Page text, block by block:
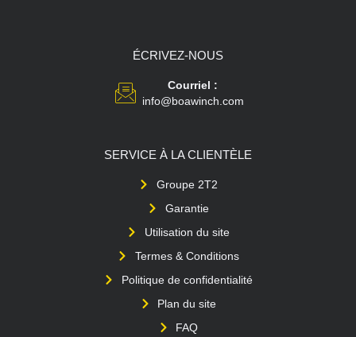
ÉCRIVEZ-NOUS
Courriel :
info@boawinch.com
SERVICE À LA CLIENTÈLE
Groupe 2T2
Garantie
Utilisation du site
Termes & Conditions
Politique de confidentialité
Plan du site
FAQ